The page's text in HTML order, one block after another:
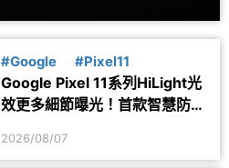
#Google #Pixel11
Google Pixel 11系列HiLight光
效更多細節曝光！首款智慧防丟
2026/08/07